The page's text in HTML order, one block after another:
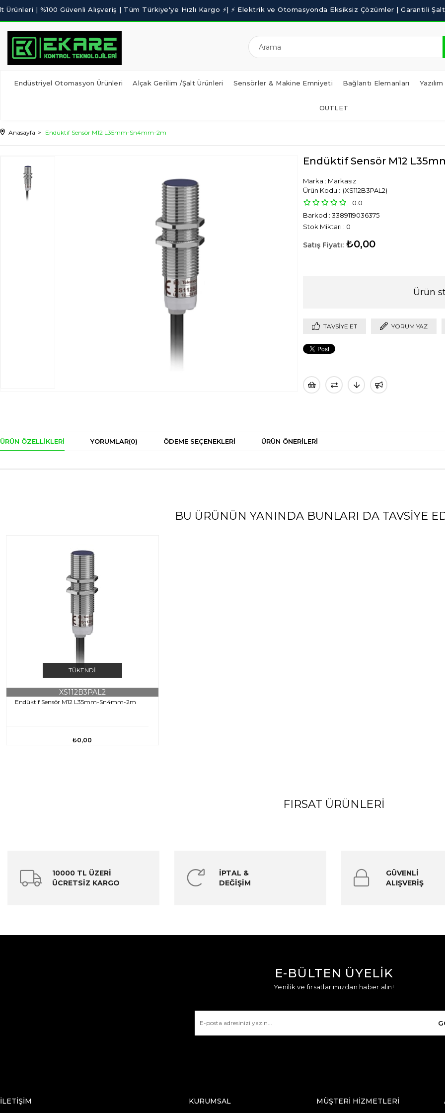
Endüstriyel Otomasyon Ürünleri Alçak Gerilim /Şalt Ürünleri Sensörler & Makine Emniyeti Bağlantı Elemanları
OUTLET
Anasayfa Endüktif Sensör M12 L35mm-Sn4mm-2m
Endüktif Sensör M12
Marka : Markasız
(XS112B3PAL2)
0.0
Barkod : 3389119036375
Stok Miktarı : 0
₺0,00
Ürün
TAVSIYE ET YORUM YAZ
ÜRÜN ÖZELLIKLERI YORUMLAR(0) ÖDEME SEÇENEKLERI ÜRÜN ÖNERILERI
BU ÜRÜNÜN YANINDA BUNLARI DA TAVSIYE
TÜKENDI
Endüktif Sensör M12 L35mm-Sn4mm-2m
XS112B3PAL2
₺0,00
FIRSAT ÜRÜNLERI
10000 TL ÜZERİ
ÜCRETSİZ KARGO
İPTAL &
DEĞİŞİM
GÜVENLİ
ALIŞVERİŞ
E-BÜLTEN ÜYELİK
Yenilik ve fırsatlarımızdan haber alın!
İLETİŞİM KURUMSAL MÜŞTERİ HİZMETLERİ